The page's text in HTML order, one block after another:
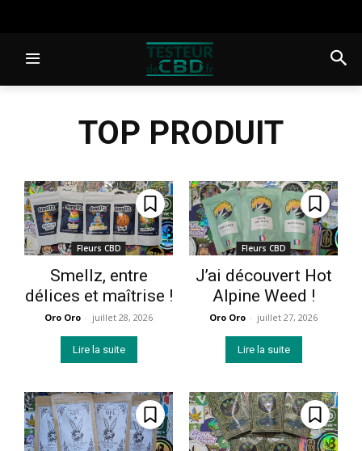
TOP PRODUIT
Fleurs CBD
Smellz, entre
délices et maîtrise !
Oro Oro - juillet 28, 2026
Lire la suite
Fleurs CBD
J’ai découvert Hot
Alpine Weed !
Oro Oro - juillet 27, 2026
Lire la suite